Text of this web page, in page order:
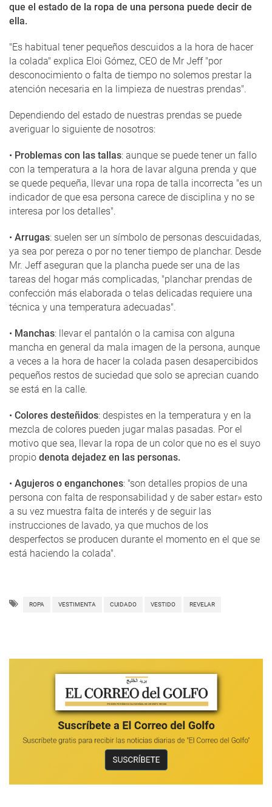
que el estado de la ropa de una persona puede decir de
ella.
"Es habitual tener pequeños descuidos a la hora de hacer
la colada" explica Eloi Gómez, CEO de Mr Jeff "por
desconocimiento o falta de tiempo no solemos prestar la
atención necesaria en la limpieza de nuestras prendas".
Dependiendo del estado de nuestras prendas se puede
averiguar lo siguiente de nosotros:
• Problemas con las tallas: aunque se puede tener un fallo
con la temperatura a la hora de lavar alguna prenda y que
se quede pequeña, llevar una ropa de talla incorrecta "es un
indicador de que esa persona carece de disciplina y no se
interesa por los detalles".
• Arrugas: suelen ser un símbolo de personas descuidadas,
ya sea por pereza o por no tener tiempo de planchar. Desde
Mr. Jeff aseguran que la plancha puede ser una de las
tareas del hogar más complicadas, "planchar prendas de
confección más elaborada o telas delicadas requiere una
técnica y una temperatura adecuadas".
• Manchas: llevar el pantalón o la camisa con alguna
mancha en general da mala imagen de la persona, aunque
a veces a la hora de hacer la colada pasen desapercibidos
pequeños restos de suciedad que solo se aprecian cuando
se está en la calle.
• Colores desteñidos: despistes en la temperatura y en la
mezcla de colores pueden jugar malas pasadas. Por el
motivo que sea, llevar la ropa de un color que no es el suyo
propio denota dejadez en las personas.
• Agujeros o enganchones: "son detalles propios de una
persona con falta de responsabilidad y de saber estar» esto
a su vez muestra falta de interés y de seguir las
instrucciones de lavado, ya que muchos de los
desperfectos se producen durante el momento en el que se
está haciendo la colada".
ROPA VESTIMENTA CUIDADO VESTIDO REVELAR